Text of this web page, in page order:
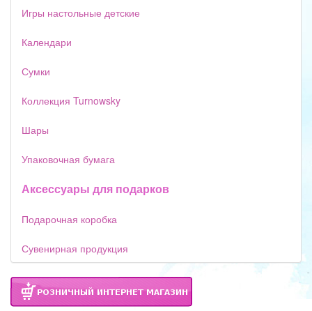
Игры настольные детские
Календари
Сумки
Коллекция Turnowsky
Шары
Упаковочная бумага
Аксессуары для подарков
Подарочная коробка
Сувенирная продукция